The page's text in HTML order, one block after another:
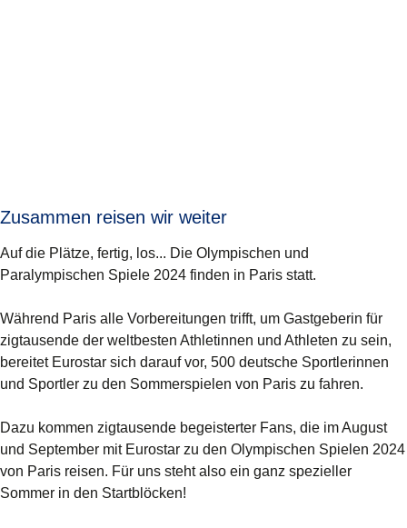
Zusammen reisen wir weiter
Auf die Plätze, fertig, los... Die Olympischen und
Paralympischen Spiele 2024 finden in Paris statt.
Während Paris alle Vorbereitungen trifft, um Gastgeberin für
zigtausende der weltbesten Athletinnen und Athleten zu sein,
bereitet Eurostar sich darauf vor, 500 deutsche Sportlerinnen
und Sportler zu den Sommerspielen von Paris zu fahren.
Dazu kommen zigtausende begeisterter Fans, die im August
und September mit Eurostar zu den Olympischen Spielen 2024
von Paris reisen. Für uns steht also ein ganz spezieller
Sommer in den Startblöcken!